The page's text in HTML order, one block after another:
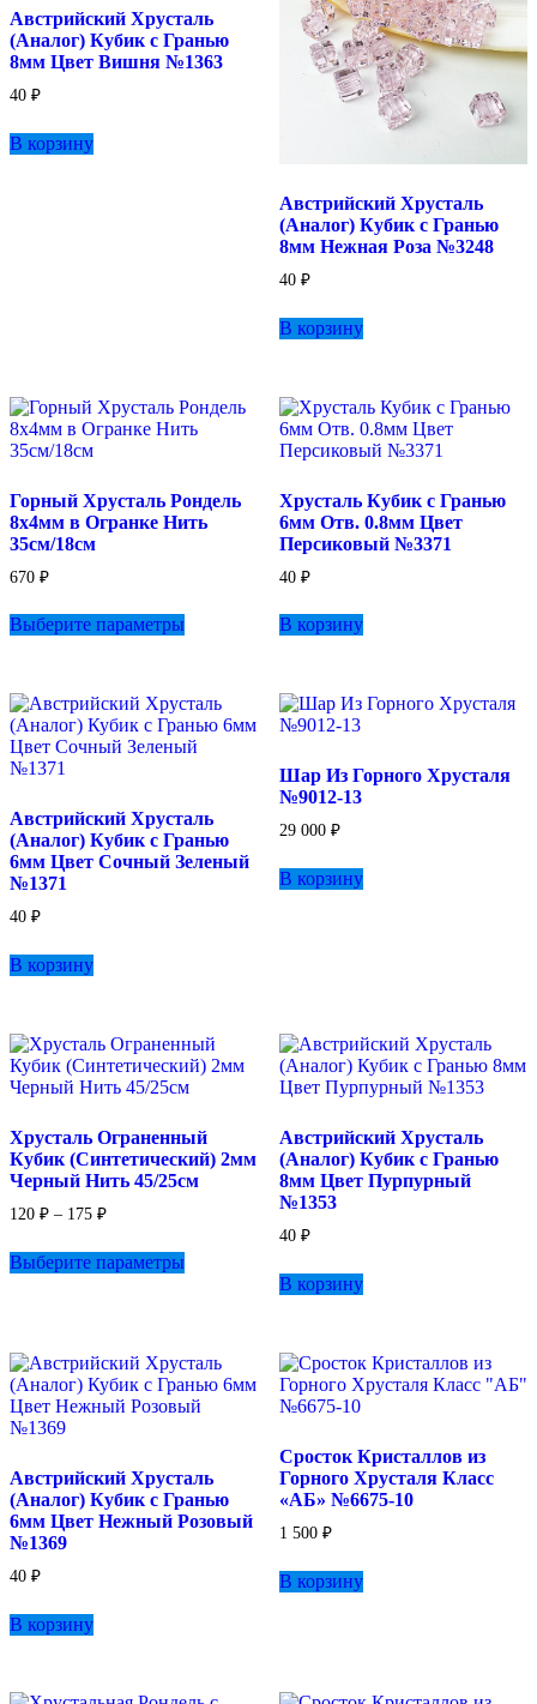
Австрийский Хрусталь
(Аналог) Кубик с Гранью
8мм Цвет Вишня №1363
40 ₽
В корзину
Австрийский Хрусталь
(Аналог) Кубик с Гранью
8мм Нежная Роза №3248
40 ₽
В корзину
Горный Хрусталь Рондель
8х4мм в Огранке Нить
35см/18см
670 ₽
Выберите параметры
Опции
можно
выбрать
товара.
Хрусталь Кубик с Гранью
6мм Отв. 0.8мм Цвет
Персиковый №3371
40 ₽
В корзину
Австрийский Хрусталь
(Аналог) Кубик с Гранью
6мм Цвет Сочный Зеленый
№1371
40 ₽
В корзину
Шар Из Горного Хрусталя
№9012-13
29 000 ₽
В корзину
Хрусталь Ограненный
Кубик (Синтетический) 2мм
Черный Нить 45/25см
120 ₽ – 175 ₽Диапазон
120 ₽
–
Выберите параметры
можно
выбрать
на
Австрийский Хрусталь
(Аналог) Кубик с Гранью
8мм Цвет Пурпурный
№1353
40 ₽
В корзину
Австрийский Хрусталь
(Аналог) Кубик с Гранью
6мм Цвет Нежный Розовый
№1369
40 ₽
В корзину
Сросток Кристаллов из
Горного Хрусталя Класс
«АБ» №6675-10
1 500 ₽
В корзину